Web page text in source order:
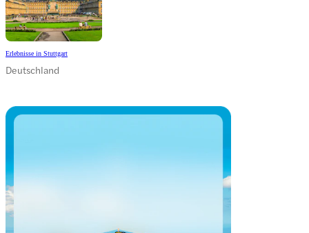
Erlebnisse in Stuttgart
Deutschland